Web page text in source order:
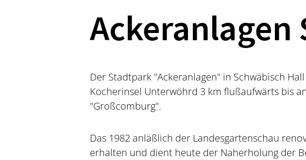
Ackeranlagen
Der Stadtpark "Ackeranlagen" in Schwäbisch
Kocherinsel Unterwöhrd 3 km flußaufwärts bis
"Großcomburg".
Das 1982 anläßlich der Landesgartenschau
erhalten und dient heute der Naherholung der